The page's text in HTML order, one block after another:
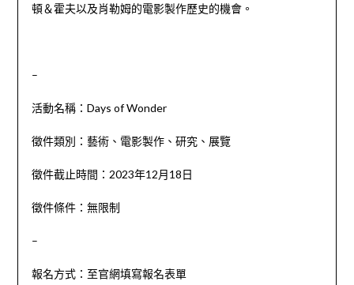
頓＆霍夫以及肖勒姆的電影製作歷史的機會。
–
活動名稱：Days of Wonder
徵件類別：藝術、電影製作、研究、展覽
徵件截止時間：2023年12月18日
徵件條件：無限制
–
報名方式：至官網填寫報名表單